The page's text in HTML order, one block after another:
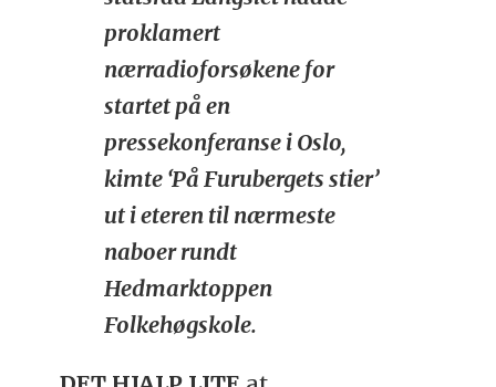
proklamert
nærradioforsøkene for
startet på en
pressekonferanse i Oslo,
kimte ‘På Furubergets stier’
ut i eteren til nærmeste
naboer rundt
Hedmarktoppen
Folkehøgskole.